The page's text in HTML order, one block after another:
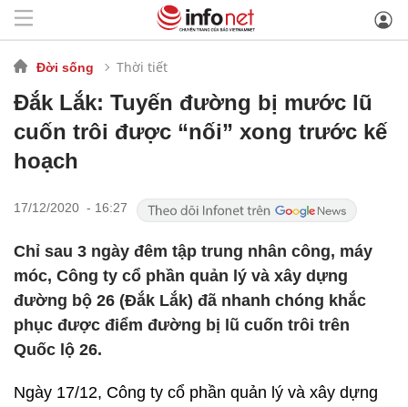
Đời sống Thời tiết
Đắk Lắk: Tuyến đường bị mước lũ
cuốn trôi được “nối” xong trước kế
hoạch
17/12/2020 - 16:27
Chỉ sau 3 ngày đêm tập trung nhân công, máy
móc, Công ty cổ phần quản lý và xây dựng
đường bộ 26 (Đắk Lắk) đã nhanh chóng khắc
phục được điểm đường bị lũ cuốn trôi trên
Quốc lộ 26.
Ngày 17/12, Công ty cổ phần quản lý và xây dựng